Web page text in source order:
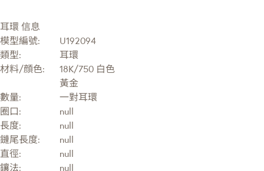
耳環 信息
模型編號:
U192094
類型:
耳環
材料/顔色:
18K/750 白色
黃金
數量:
一對耳環
圈口:
null
長度:
null
鏈尾長度:
null
直徑:
null
鑲法:
null